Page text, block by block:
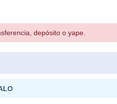
depósito o yape.